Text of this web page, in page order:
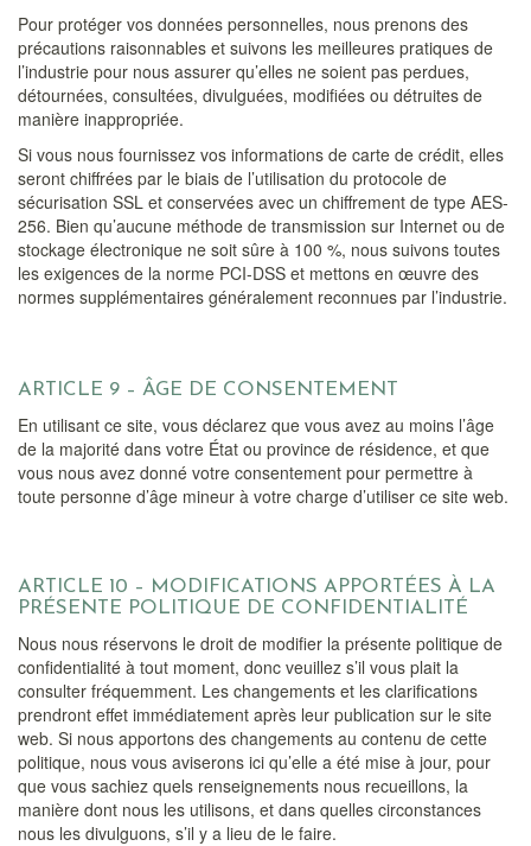
Pour protéger vos données personnelles, nous prenons des
précautions raisonnables et suivons les meilleures pratiques de
l’industrie pour nous assurer qu’elles ne soient pas perdues,
détournées, consultées, divulguées, modifiées ou détruites de
manière inappropriée.
Si vous nous fournissez vos informations de carte de crédit, elles
seront chiffrées par le biais de l’utilisation du protocole de
sécurisation SSL et conservées avec un chiffrement de type AES-
256. Bien qu’aucune méthode de transmission sur Internet ou de
stockage électronique ne soit sûre à 100 %, nous suivons toutes
les exigences de la norme PCI-DSS et mettons en œuvre des
normes supplémentaires généralement reconnues par l’industrie.
ARTICLE 9 – ÂGE DE CONSENTEMENT
En utilisant ce site, vous déclarez que vous avez au moins l’âge
de la majorité dans votre État ou province de résidence, et que
vous nous avez donné votre consentement pour permettre à
toute personne d’âge mineur à votre charge d’utiliser ce site web.
ARTICLE 10 – MODIFICATIONS APPORTÉES À LA
PRÉSENTE POLITIQUE DE CONFIDENTIALITÉ
Nous nous réservons le droit de modifier la présente politique de
confidentialité à tout moment, donc veuillez s’il vous plait la
consulter fréquemment. Les changements et les clarifications
prendront effet immédiatement après leur publication sur le site
web. Si nous apportons des changements au contenu de cette
politique, nous vous aviserons ici qu’elle a été mise à jour, pour
que vous sachiez quels renseignements nous recueillons, la
manière dont nous les utilisons, et dans quelles circonstances
nous les divulguons, s’il y a lieu de le faire.